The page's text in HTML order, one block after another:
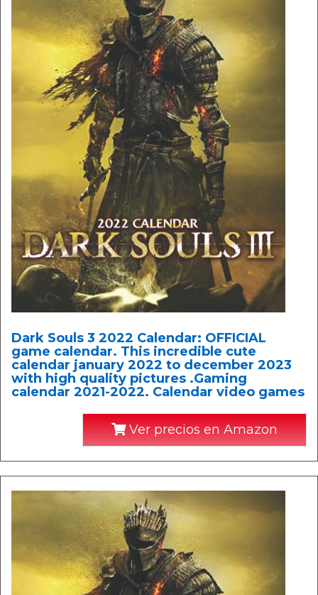
Dark Souls 3 2022 Calendar: OFFICIAL
game calendar. This incredible cute
calendar january 2022 to december 2023
with high quality pictures .Gaming
calendar 2021-2022. Calendar video games
Ver precios en Amazon